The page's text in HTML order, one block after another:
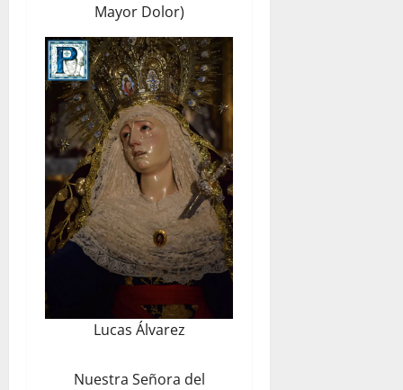
Mayor Dolor)
Lucas Álvarez
Nuestra Señora del